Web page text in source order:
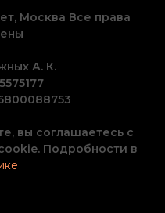
Москва Все права
А. К.
вы соглашаетесь с
Подробности в